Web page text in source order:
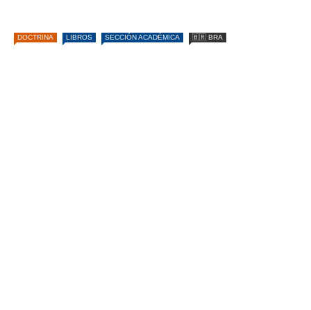
DOCTRINA LIBROS SECCIÓN ACADÉMICA 🇧🇷 BRA